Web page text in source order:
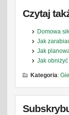
Czytaj
Domowa
Jak
Jak
Jak
Kategoria: